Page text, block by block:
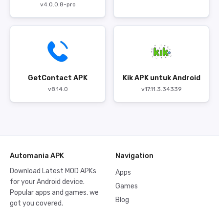
v4.0.0.8-pro
GetContact APK
v8.14.0
Kik APK untuk Android
v17.11.3.34339
Automania APK
Download Latest MOD APKs
for your Android device.
Popular apps and games, we
got you covered.
Navigation
Apps
Games
Blog